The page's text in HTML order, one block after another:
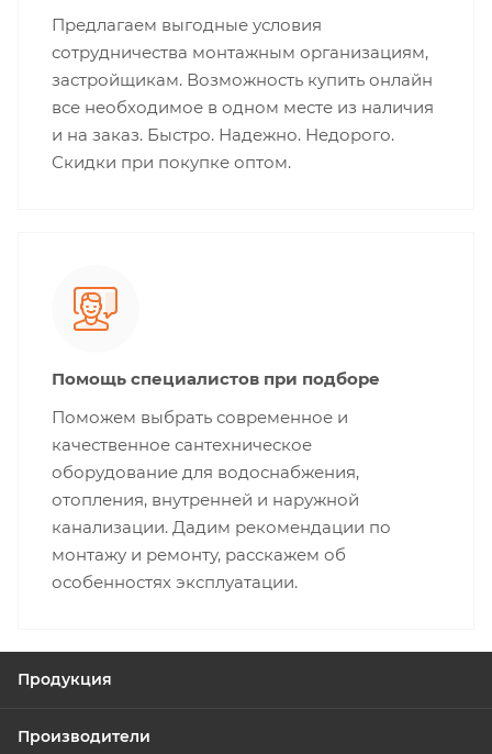
Предлагаем выгодные условия
сотрудничества монтажным организациям,
застройщикам. Возможность купить онлайн
все необходимое в одном месте из наличия
и на заказ. Быстро. Надежно. Недорого.
Скидки при покупке оптом.
Помощь специалистов при подборе
Поможем выбрать современное и
качественное сантехническое
оборудование для водоснабжения,
отопления, внутренней и наружной
канализации. Дадим рекомендации по
монтажу и ремонту, расскажем об
особенностях эксплуатации.
Продукция
Производители